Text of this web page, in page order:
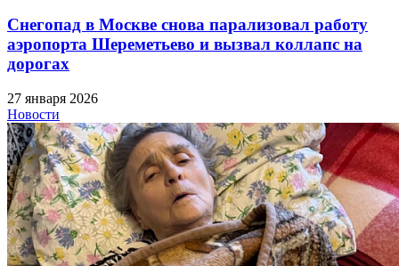
Снегопад в Москве снова парализовал работу
аэропорта Шереметьево и вызвал коллапс на
дорогах
27 января 2026
Новости